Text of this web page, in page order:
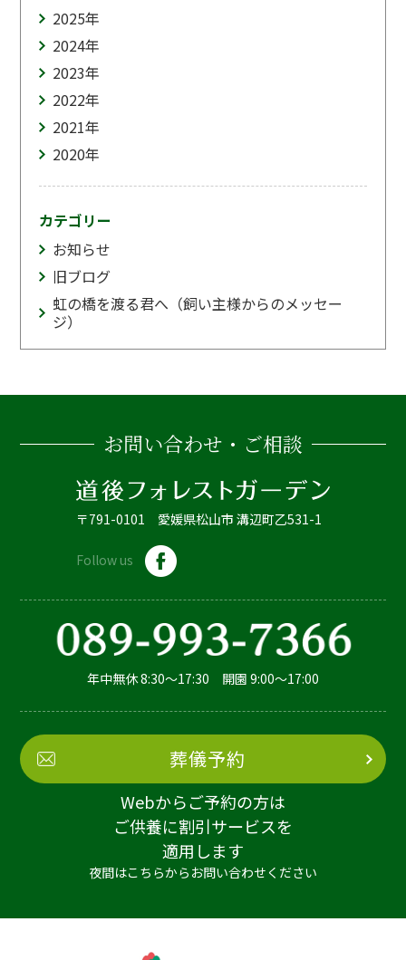
2025年
2024年
2023年
2022年
2021年
2020年
カテゴリー
お知らせ
旧ブログ
虹の橋を渡る君へ（飼い主様からのメッセー
ジ）
お問い合わせ・ご相談
〒791-0101 愛媛県松山市 溝辺町乙531-1
Follow us
年中無休 8:30～17:30 開園 9:00～17:00
葬儀予約
Webからご予約の方は
ご供養に割引サービスを
適用します
夜間はこちらからお問い合わせください